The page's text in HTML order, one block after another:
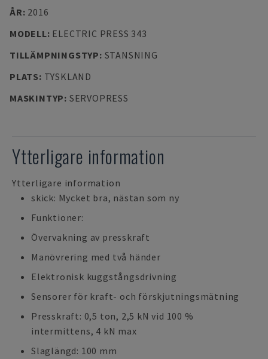
ÅR: 2016
MODELL: ELECTRIC PRESS 343
TILLÄMPNINGSTYP: STANSNING
PLATS: TYSKLAND
MASKINTYP: SERVOPRESS
Ytterligare information
Ytterligare information
skick: Mycket bra, nästan som ny
Funktioner:
Övervakning av presskraft
Manövrering med två händer
Elektronisk kuggstångsdrivning
Sensorer för kraft- och förskjutningsmätning
Presskraft: 0,5 ton, 2,5 kN vid 100 %
intermittens, 4 kN max
Slaglängd: 100 mm